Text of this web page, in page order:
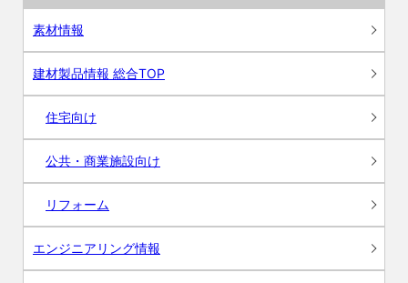
素材情報
建材製品情報 総合TOP
住宅向け
公共・商業施設向け
リフォーム
エンジニアリング情報